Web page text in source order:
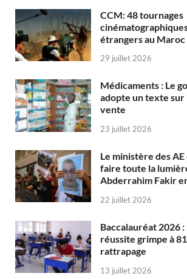
CCM: 48 tournages
étrangers au Maroc
29 juillet 2026
Médicaments : Le
adopte un texte sur
vente
23 juillet 2026
Le ministère des
faire toute la
Abderrahim Fakir
22 juillet 2026
Baccalauréat 2026 :
réussite grimpe à
rattrapage
13 juillet 2026